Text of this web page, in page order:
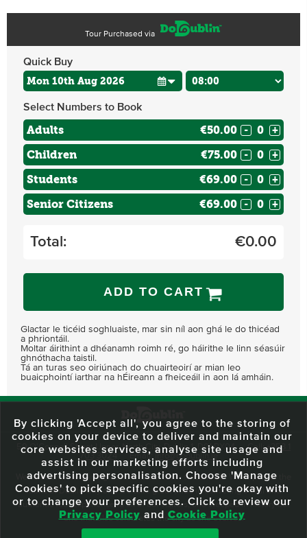
Tour Purchased via
Quick Buy
Select Numbers to Book
Adults €50.00 - +
Children €75.00 - +
Students €69.00 - +
Senior Citizens €69.00 - +
Total: €0.00
ADD TO CART
Glactar le ticéid soghluaiste, mar sin níl aon ghá le do thicéad
a phriontáil.
Moltar áirithint a dhéanamh roimh ré, go háirithe le linn séasúir
ghnóthacha taistil.
Tá an turas seo oiriúnach do chuairteoirí ar mian leo
buaicphointí iarthar na hÉireann a fheiceáil in aon lá amháin.
59 O'Connell Street Upper, North City, Dublin 1, D01 RX04 Call:+353 1
703 3024
Email: info@dodublin.ie
We've been entertaining visitors to our town since 1988. We're part of the
fabric of Dublin City and we take great pride in delivering a real and
authentic tour experience to all of our visitors, one steeped in history but
one that also celebrates the city as she evolves.
By clicking 'Accept all', you agree to the storing of
cookies on your device to deliver and maintain our
core websites services, analyse site usage and
assist in our marketing efforts including
advertising personalisation. Choose 'Manage
Cookies' to pick specific cookies you're okay with
or to change your preferences. Click to review our
Privacy Policy and Cookie Policy